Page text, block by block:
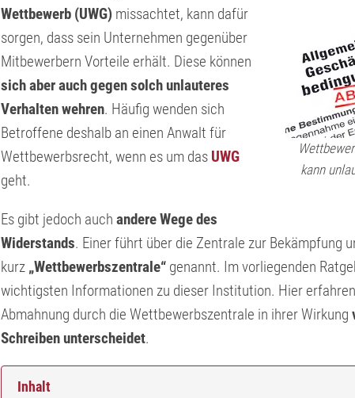
kann
Wettbewerb (UWG) missachtet, kann dafür
sorgen, dass sein Unternehmen gegenüber
Mitbewerbern Vorteile erhält. Diese können
sich aber auch gegen solch unlauteres
Verhalten wehren. Häufig wenden sich
Betroffene deshalb an einen Anwalt für
Wettbewerbsrecht, wenn es um das UWG
geht.
Es gibt jedoch auch andere Wege des
Widerstands. Einer führt über die Zentrale zur Bekämpfung
kurz „Wettbewerbszentrale“ genannt. Im vorliegenden
wichtigsten Informationen zu dieser Institution. Hier
Abmahnung durch die Wettbewerbszentrale in ihrer Wirkung
Schreiben unterscheidet.
Inhalt